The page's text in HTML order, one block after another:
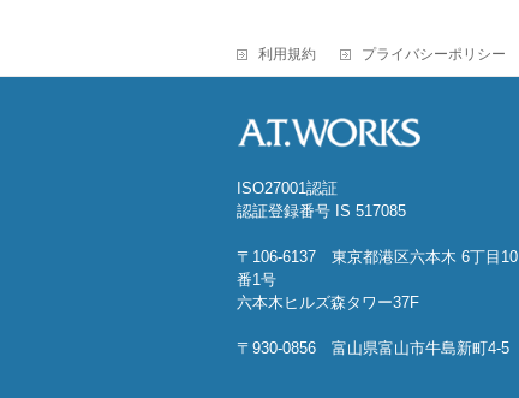
利用規約 プライバシーポリシー
ISO27001認証
認証登録番号 IS 517085
〒106-6137 東京都港区六本木 6丁目10
番1号
六本木ヒルズ森タワー37F
〒930-0856 富山県富山市牛島新町4-5